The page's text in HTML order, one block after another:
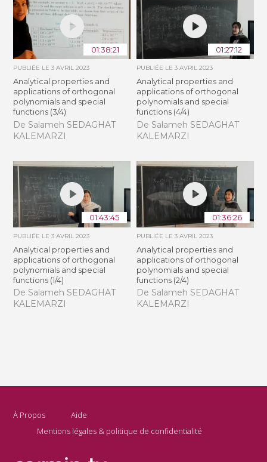
01:38:21
PUBLIÉE LE3 AVRIL 2023
Analytical properties and
applications of orthogonal
polynomials and special
functions (3/4)
De Salameh SEDAGHAT
KALEMARZI
01:27:12
PUBLIÉE LE 3 AVRIL 2023
Analytical properties and
applications of orthogonal
polynomials and special
functions (4/4)
De Salameh SEDAGHAT
KALEMARZI
01:43:45
PUBLIÉE LE3 AVRIL 2023
Analytical properties and
applications of orthogonal
polynomials and special
functions (1/4)
De Salameh SEDAGHAT
KALEMARZI
01:36:26
PUBLIÉE LE 3 AVRIL 2023
Analytical properties and
applications of orthogonal
polynomials and special
functions (2/4)
De Salameh SEDAGHAT
KALEMARZI
À Propos
Aide
Mentions légales & politique de confidentialité